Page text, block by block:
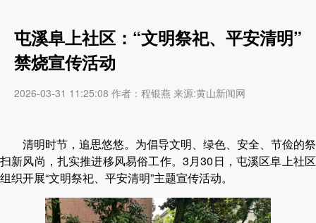
屯溪阜上社区：“文明祭祀、平安清明”
禁烧宣传活动
2026-03-31 11:25:08 作者：程银燕 来源:黄山新闻网
清明时节，追思悠悠。为倡导文明、绿色、安全、节俭的祭
扫新风尚，扎实推进移风易俗工作。 3月30日 ，屯溪区阜上社区
组织开展“文明祭祀、平安清明”主题宣传活动。